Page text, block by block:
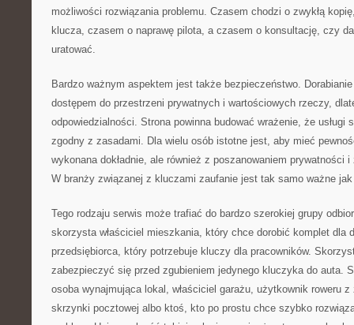
możliwości rozwiązania problemu. Czasem chodzi o zwykłą
klucza, czasem o naprawę pilota, a czasem o konsultację, czy
uratować.
Bardzo ważnym aspektem jest także bezpieczeństwo.
dostępem do przestrzeni prywatnych i wartościowych rzeczy,
odpowiedzialności. Strona powinna budować wrażenie, że usługi
zgodny z zasadami. Dla wielu osób istotne jest, aby mieć
wykonana dokładnie, ale również z poszanowaniem prywatności
W branży związanej z kluczami zaufanie jest tak samo ważne
Tego rodzaju serwis może trafiać do bardzo szerokiej grupy
skorzysta właściciel mieszkania, który chce dorobić komplet dla
przedsiębiorca, który potrzebuje kluczy dla pracowników.
zabezpieczyć się przed zgubieniem jedynego kluczyka do auta.
osoba wynajmująca lokal, właściciel garażu, użytkownik roweru
skrzynki pocztowej albo ktoś, kto po prostu chce szybko